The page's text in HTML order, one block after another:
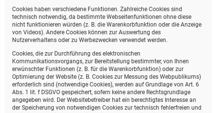
Cookies haben verschiedene Funktionen. Zahlreiche Cookies sind
technisch notwendig, da bestimmte Webseitenfunktionen ohne diese
nicht funktionieren würden (z. B. die Warenkorbfunktion oder die Anzeige
von Videos). Andere Cookies können zur Auswertung des
Nutzerverhaltens oder zu Werbezwecken verwendet werden.
Cookies, die zur Durchführung des elektronischen
Kommunikationsvorgangs, zur Bereitstellung bestimmter, von Ihnen
erwünschter Funktionen (z. B. für die Warenkorbfunktion) oder zur
Optimierung der Website (z. B. Cookies zur Messung des Webpublikums)
erforderlich sind (notwendige Cookies), werden auf Grundlage von Art. 6
Abs. 1 lit. f DSGVO gespeichert, sofern keine andere Rechtsgrundlage
angegeben wird. Der Websitebetreiber hat ein berechtigtes Interesse an
der Speicherung von notwendigen Cookies zur technisch fehlerfreien und